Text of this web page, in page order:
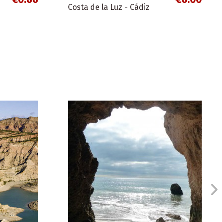
Costa de la Luz - Cádiz
€0.00 Folletos de costas
Costa de la Luz- Huelva
€0.00